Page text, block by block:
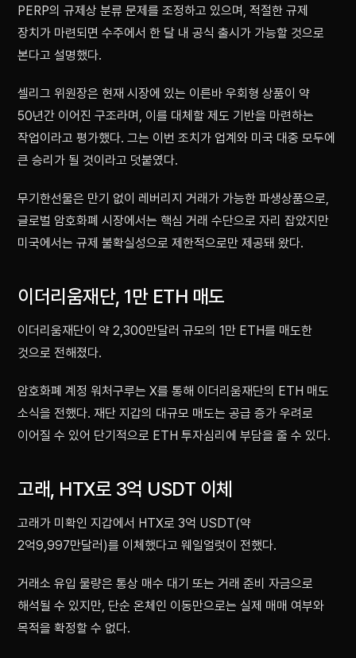
PERP의 규제상 분류 문제를 조정하고 있으며, 적절한 규제
장치가 마련되면 수주에서 한 달 내 공식 출시가 가능할 것으로
본다고 설명했다.
셀리그 위원장은 현재 시장에 있는 이른바 우회형 상품이 약
50년간 이어진 구조라며, 이를 대체할 제도 기반을 마련하는
작업이라고 평가했다. 그는 이번 조치가 업계와 미국 대중 모두에
큰 승리가 될 것이라고 덧붙였다.
무기한선물은 만기 없이 레버리지 거래가 가능한 파생상품으로,
글로벌 암호화폐 시장에서는 핵심 거래 수단으로 자리 잡았지만
미국에서는 규제 불확실성으로 제한적으로만 제공돼 왔다.
이더리움재단, 1만 ETH 매도
이더리움재단이 약 2,300만달러 규모의 1만 ETH를 매도한
것으로 전해졌다.
암호화폐 계정 워처구루는 X를 통해 이더리움재단의 ETH 매도
소식을 전했다. 재단 지갑의 대규모 매도는 공급 증가 우려로
이어질 수 있어 단기적으로 ETH 투자심리에 부담을 줄 수 있다.
고래, HTX로 3억 USDT 이체
고래가 미확인 지갑에서 HTX로 3억 USDT(약
2억9,997만달러)를 이체했다고 웨일얼럿이 전했다.
거래소 유입 물량은 통상 매수 대기 또는 거래 준비 자금으로
해석될 수 있지만, 단순 온체인 이동만으로는 실제 매매 여부와
목적을 확정할 수 없다.